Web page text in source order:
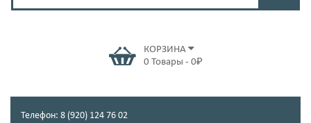
КОРЗИНА
0 Товары - 0₽
Телефон: 8 (920) 124 76 02